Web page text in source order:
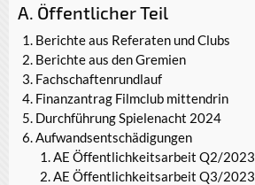
A. Öffentlicher Teil
Berichte aus Referaten und Clubs
Berichte aus den Gremien
Fachschaftenrundlauf
Finanzantrag Filmclub mittendrin
Durchführung Spielenacht 2024
Aufwandsentschädigungen
AE Öffentlichkeitsarbeit Q2/2023
AE Öffentlichkeitsarbeit Q3/2023